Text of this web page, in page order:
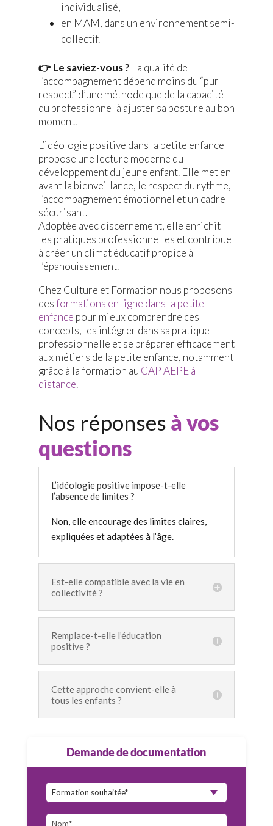
individualisé,
en MAM, dans un environnement semi-
collectif.
👉 Le saviez-vous ? La qualité de
l’accompagnement dépend moins du “pur
respect” d’une méthode que de la capacité
du professionnel à ajuster sa posture au bon
moment.
L’idéologie positive dans la petite enfance
propose une lecture moderne du
développement du jeune enfant. Elle met en
avant la bienveillance, le respect du rythme,
l’accompagnement émotionnel et un cadre
sécurisant.
Adoptée avec discernement, elle enrichit
les pratiques professionnelles et contribue
à créer un climat éducatif propice à
l’épanouissement.
Chez Culture et Formation nous proposons
desformations en ligne dans la petite
enfance pour mieux comprendre ces
concepts, les intégrer dans sa pratique
professionnelle et se préparer efficacement
aux métiers de la petite enfance, notamment
grâce à la formation au CAP AEPE à
distance.
Nos réponses à vos
questions
L’idéologie positive impose-t-elle
l’absence de limites ?
Non, elle encourage des limites claires,
expliquées et adaptées à l’âge.
Est-elle compatible avec la vie en
collectivité ?
Remplace-t-elle l’éducation
positive ?
Cette approche convient-elle à
tous les enfants ?
Demande de documentation